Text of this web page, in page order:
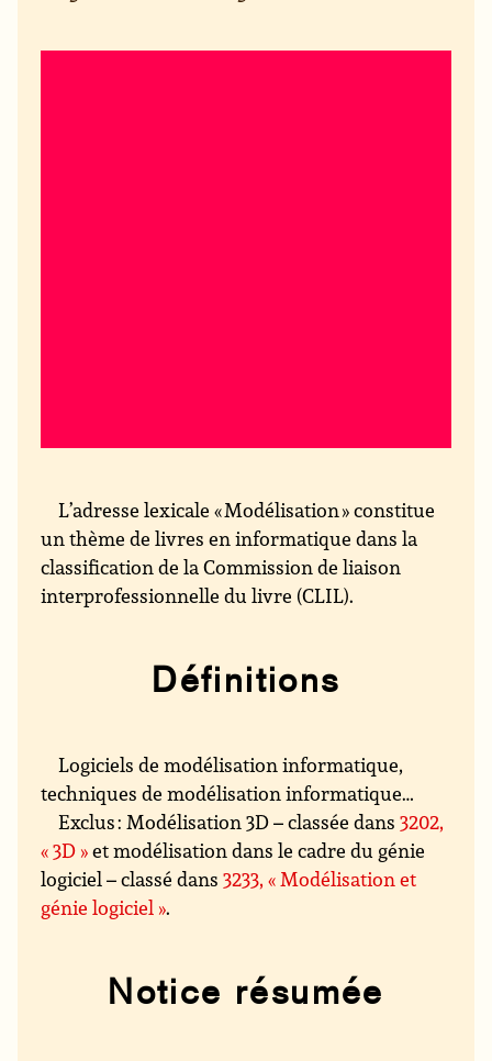
L’adresse lexicale « Modélisation » constitue
un thème de livres en informatique dans la
classification de la Commission de liaison
interprofessionnelle du livre (CLIL).
Définitions
Logiciels de modélisation informatique,
techniques de modélisation informatique…
Exclus : Modélisation 3D – classée dans3202,
« 3D »et modélisation dans le cadre du génie
logiciel – classé dans3233, « Modélisation et
génie logiciel ».
Notice résumée